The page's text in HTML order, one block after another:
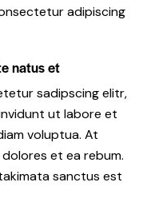
adipiscing
natus et
sadipscing elitr,
ut labore et
voluptua. At
et ea rebum.
sanctus est